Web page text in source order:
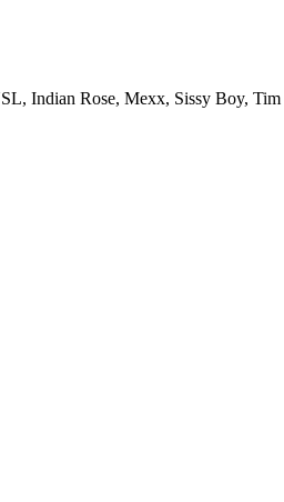
Indian Rose, Mexx, Sissy Boy,